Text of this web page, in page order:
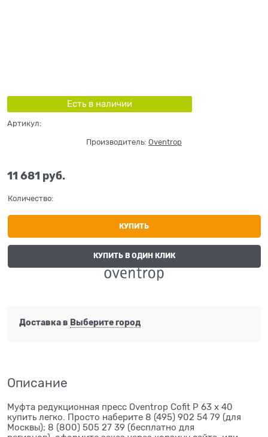
Есть в наличии
Артикул:
Производитель: Oventrop
11 681 руб.
Количество:
КУПИТЬ
КУПИТЬ В ОДИН КЛИК
Доставка в Выберите город
Описание
Муфта редукционная пресс Oventrop Cofit P 63 х 40
купить легко. Просто наберите 8 (495) 902 54 79 (для
Москвы); 8 (800) 505 27 39 (бесплатно для